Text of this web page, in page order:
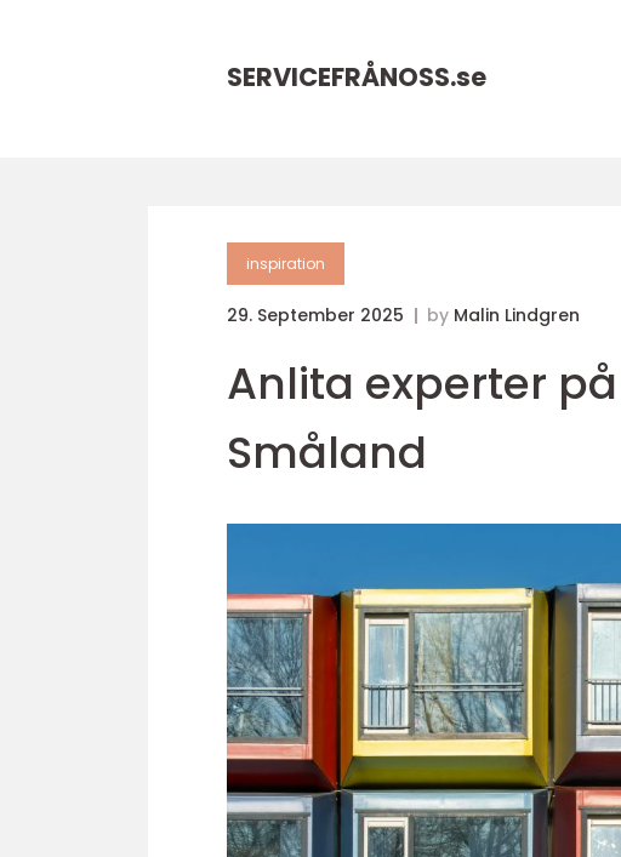
SERVICEFRÅNOSS.se
inspiration
29. September 2025 by Malin Lindgren
Anlita experter
Småland